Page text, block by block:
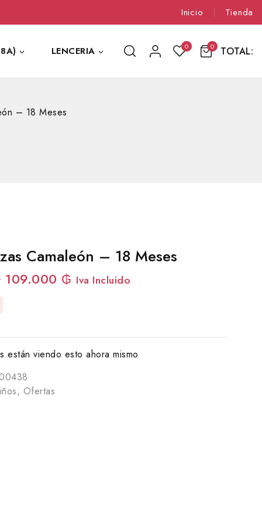
Inicio Tienda
LENCERIA 0 0 TOTAL:
– 18 Meses
Camaleón – 18 Meses
109.000 ₲ Iva Incluido
están viendo esto ahora mismo
, Ofertas